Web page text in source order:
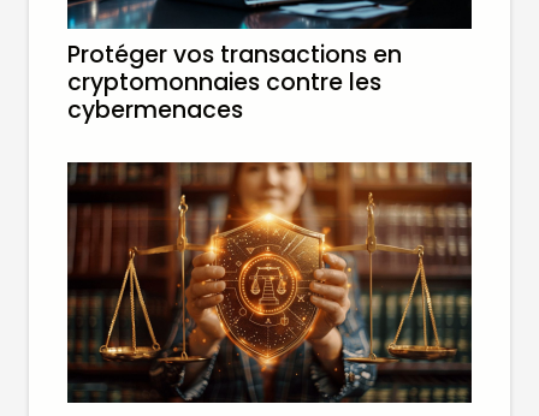
Protéger vos transactions en
cryptomonnaies contre les
cybermenaces